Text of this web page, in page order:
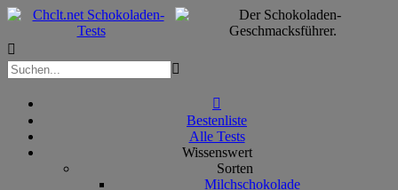



Bestenliste
Alle Tests
Wissenswert
Sorten
Milchschokolade